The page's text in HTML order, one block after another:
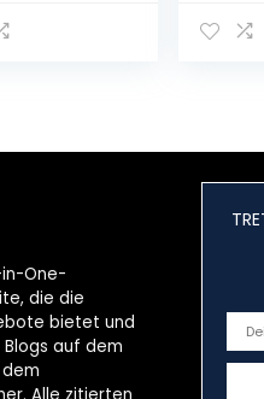
Press
One-
die die
bietet und
auf dem